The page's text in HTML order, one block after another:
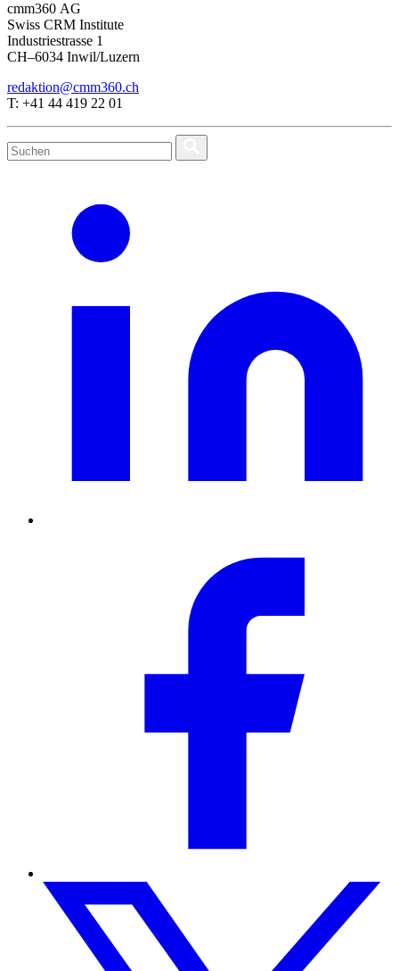
cmm360 AG
Swiss CRM Institute
Industriestrasse 1
CH–6034 Inwil/Luzern
redaktion@cmm360.ch
T: +41 44 419 22 01